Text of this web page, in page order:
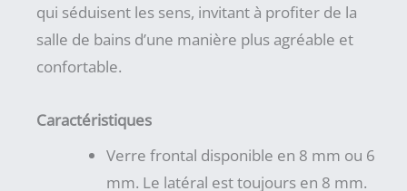
qui séduisent les sens, invitant à profiter de la
salle de bains d’une manière plus agréable et
confortable.
Caractéristiques
Verre frontal disponible en 8 mm ou 6
mm. Le latéral est toujours en 8 mm.